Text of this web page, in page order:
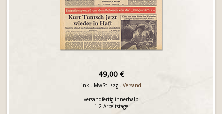
49,00 €
inkl. MwSt. zzgl. Versand
versandfertig innerhalb
1-2 Arbeitstage